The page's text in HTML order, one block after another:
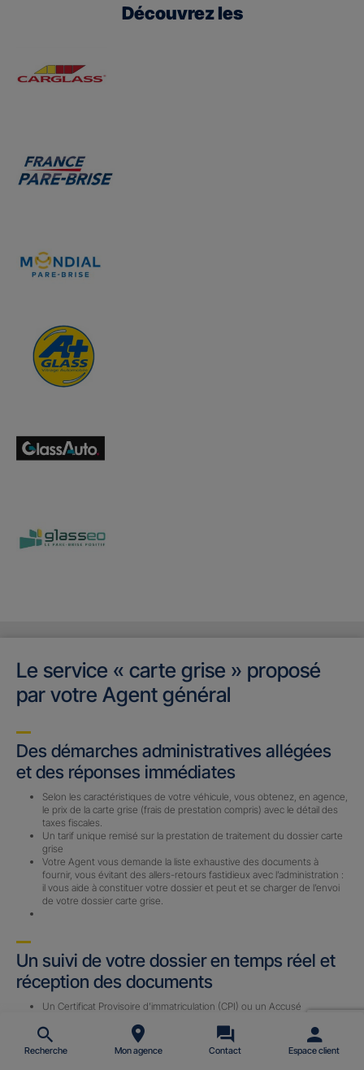
Découvrez les
Le service « carte grise » proposé
par votre Agent général
Des démarches administratives allégées
et des réponses immédiates
Selon les caractéristiques de votre véhicule, vous obtenez, en agence,
le prix de la carte grise (frais de prestation compris) avec le détail des
taxes fiscales.
Un tarif unique remisé sur la prestation de traitement du dossier carte
grise
Votre Agent vous demande la liste exhaustive des documents à
fournir, vous évitant des allers-retours fastidieux avec l’administration :
il vous aide à constituer votre dossier et peut et se charger de l’envoi
de votre dossier carte grise.
Un suivi de votre dossier en temps réel et
réception des documents
Un Certificat Provisoire d’immatriculation (CPI) ou un Accusé
envoyé par email (sous 24 h) avec le n° d’immatriculation définitif une
fois le dossier complet reçu par notre prestataire.
Recherche Mon agence Contact Espace client